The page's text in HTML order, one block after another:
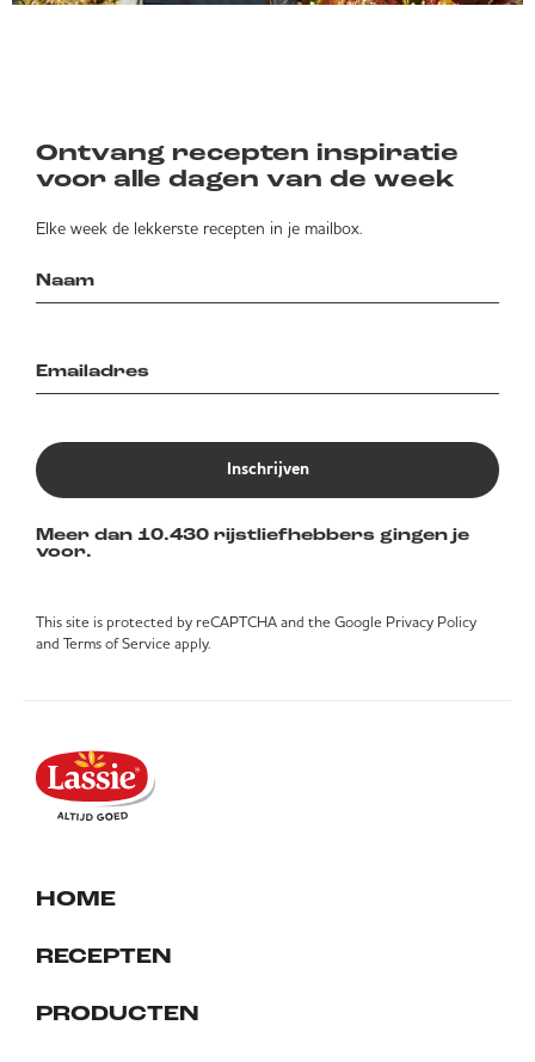
Ontvang recepten inspiratie
voor alle dagen van de week
Elke week de lekkerste recepten in je mailbox.
Inschrijven
Meer dan 10.430 rijstliefhebbers gingen je
voor.
This site is protected by reCAPTCHA and the Google Privacy Policy
and Terms of Service apply.
HOME
RECEPTEN
PRODUCTEN